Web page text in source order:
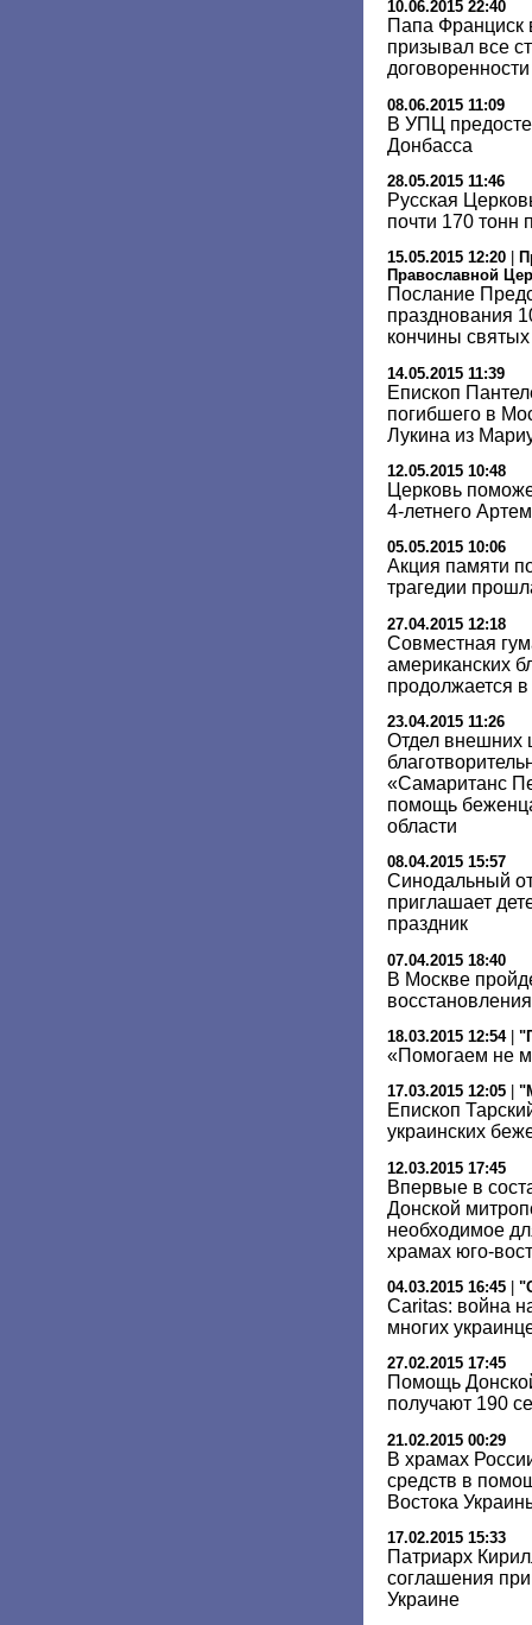
10.06.2015 22:40
Папа Франциск
призывал все
договоренности
08.06.2015 11:09
В УПЦ
Донбасса
28.05.2015 11:46
Русская
почти 170
15.05.2015 12:20
Православной
Послание
празднования
кончины
14.05.2015 11:39
Епископ
погибшего в
Лукина из
12.05.2015 10:48
Церковь
4-летнего
05.05.2015 10:06
Акция памяти
трагедии
27.04.2015 12:18
Совместная
американских
продолжается
23.04.2015 11:26
Отдел внешних
«Самаританс
помощь
области
08.04.2015 15:57
Синодальный
приглашает
праздник
07.04.2015 18:40
В Москве
18.03.2015 12:54|
«Помогаем не
17.03.2015 12:05
Епископ
украинских
12.03.2015 17:45
Впервые в
Донской
необходимое
храмах юго-
04.03.2015 16:45
Caritas: война
многих
27.02.2015 17:45
Помощь
получают 190
21.02.2015 00:29
В храмах
средств в
Востока
17.02.2015 15:33
Патриарх
соглашения
Украине